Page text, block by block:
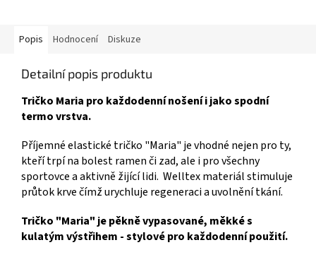
Popis Hodnocení Diskuze
Detailní popis produktu
Tričko Maria pro každodenní nošení i jako spodní
termo vrstva.
Příjemné elastické tričko "Maria" je vhodné nejen pro ty,
kteří trpí na bolest ramen či zad, ale i pro všechny
sportovce a aktivně žijící lidi. Welltex materiál stimuluje
průtok krve čímž urychluje regeneraci a uvolnění tkání.
Tričko "Maria" je pěkně vypasované, měkké s
kulatým výstřihem - stylové pro každodenní použití.